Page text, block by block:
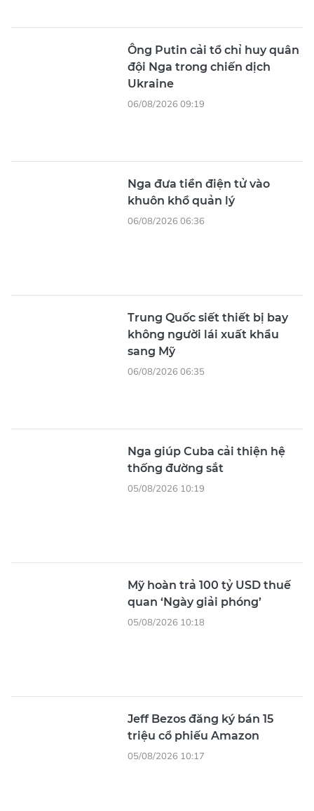
Ông Putin cải tổ chỉ huy quân
đội Nga trong chiến dịch
Ukraine
06/08/2026 09:19
Nga đưa tiền điện tử vào
khuôn khổ quản lý
06/08/2026 06:36
Trung Quốc siết thiết bị bay
không người lái xuất khẩu
sang Mỹ
06/08/2026 06:35
Nga giúp Cuba cải thiện hệ
thống đường sắt
05/08/2026 10:19
Mỹ hoàn trả 100 tỷ USD thuế
quan ‘Ngày giải phóng’
05/08/2026 10:18
Jeff Bezos đăng ký bán 15
triệu cổ phiếu Amazon
05/08/2026 10:17